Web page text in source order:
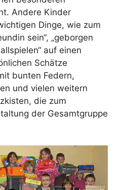
Andere Kinder
Dinge, wie zum
sein“, „geborgen
auf einen
Schätze
bunten Federn,
und vielen weitern
die zum
der Gesamtgruppe